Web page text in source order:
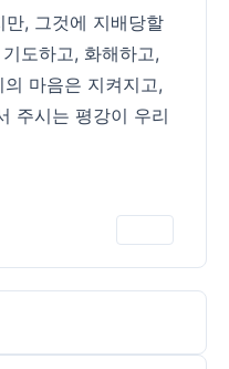
, 그것에 지배당할
도하고, 화해하고,
마음은 지켜지고,
주시는 평강이 우리